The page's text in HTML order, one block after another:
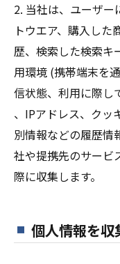
2. 当社は、ユーザー
トウエア、購入し
歴、検索した検索キ
用環境 (携帯端末を
信状態、利用に際し
、IPアドレス、クッ
別情報などの履歴情
社や提携先のサービ
際に収集します。
個人情報を収